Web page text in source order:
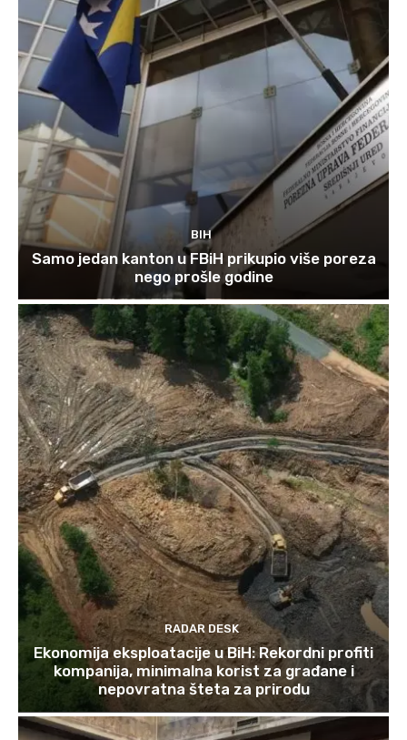
BIH
Samo jedan kanton u FBiH prikupio više poreza
nego prošle godine
RADAR DESK
Ekonomija eksploatacije u BiH: Rekordni profiti
kompanija, minimalna korist za građane i
nepovratna šteta za prirodu